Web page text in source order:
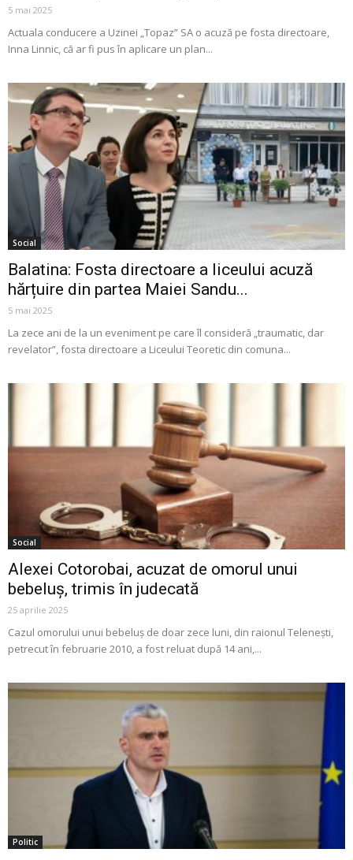
5 mai 2025
Actuala conducere a Uzinei „Topaz” SA o acuză pe fosta directoare,
Inna Linnic, că ar fi pus în aplicare un plan...
Social
Balatina: Fosta directoare a liceului acuză
hărțuire din partea Maiei Sandu...
5 mai 2025
La zece ani de la un eveniment pe care îl consideră „traumatic, dar
revelator”, fosta directoare a Liceului Teoretic din comuna...
Social
Alexei Cotorobai, acuzat de omorul unui
bebeluș, trimis în judecată
25 aprilie 2025
Cazul omorului unui bebeluș de doar zece luni, din raionul Telenești,
petrecut în februarie 2010, a fost reluat după 14 ani,...
Politic